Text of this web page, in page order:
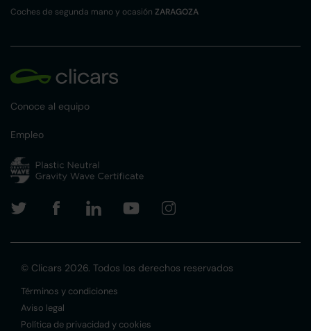
Coches de segunda mano y ocasión ZARAGOZA
Conoce al equipo
Empleo
© Clicars 2026. Todos los derechos reservados
Términos y condiciones
Aviso legal
Política de privacidad y cookies